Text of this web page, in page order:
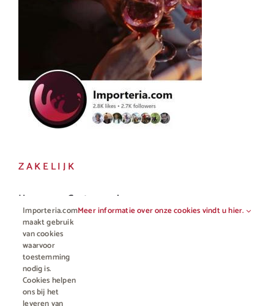
ZAKELIJK
Horeca en Gastronomie
Vakhandel
Importeria.com
maakt gebruik
van cookies
waarvoor
toestemming
nodig is.
Cookies helpen
ons bij het
Meer informatie over onze cookies vindt u hier.